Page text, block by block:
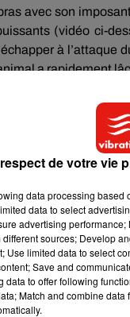
avec son
(vidéo ci-
à l’attaque
a rapidement
plusieurs os cassés
chirurgicale
la famille de la
direction du parc
de votre vie
data processing based
data to select
advertising
sources; Develop
limited data to select
Save and
data to offer following
Match and combine